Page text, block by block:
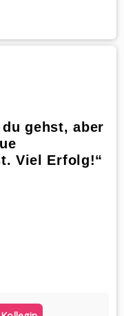
gehst, aber
Viel Erfolg!“